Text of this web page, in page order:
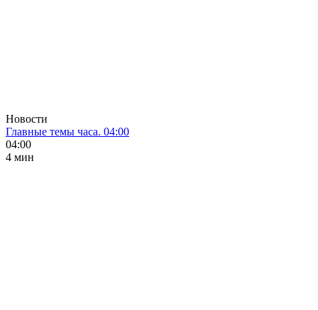
Новости
Главные темы часа. 04:00
04:00
4 мин